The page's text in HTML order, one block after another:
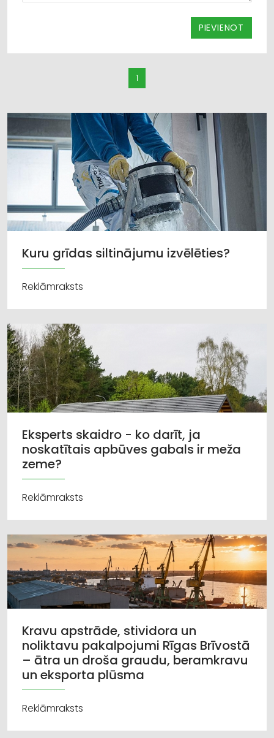
PIEVIENOT
1
Kuru grīdas siltinājumu izvēlēties?
Reklāmraksts
Eksperts skaidro - ko darīt, ja
noskatītais apbūves gabals ir meža
zeme?
Reklāmraksts
Kravu apstrāde, stividora un
noliktavu pakalpojumi Rīgas Brīvostā
– ātra un droša graudu, beramkravu
un eksporta plūsma
Reklāmraksts